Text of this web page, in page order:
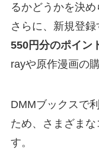
るかどうかを決め
さらに、新規登
550円分のポイン
rayや原作漫画の
DMMブックスで
ため、さまざま
す。